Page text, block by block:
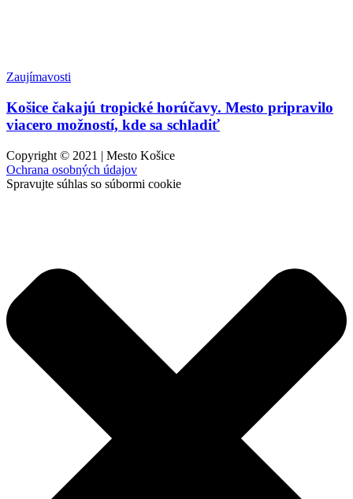
Zaujímavosti
Košice čakajú tropické horúčavy. Mesto pripravilo
viacero možností, kde sa schladiť
Copyright © 2021 | Mesto Košice
Ochrana osobných údajov
Spravujte súhlas so súbormi cookie